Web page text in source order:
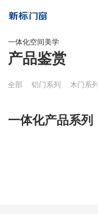
一体化空间美学
产品鉴赏
全部 铝门系列 木门系列
一体化产品系列